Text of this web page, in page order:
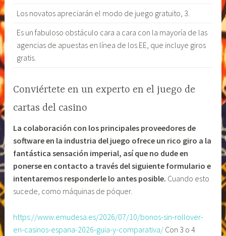
Los novatos apreciarán el modo de juego gratuito, 3.
Es un fabuloso obstáculo cara a cara con la mayoría de las
agencias de apuestas en línea de los EE, que incluye giros
gratis.
Conviértete en un experto en el juego de
cartas del casino
La colaboración con los principales proveedores de
software en la industria del juego ofrece un rico giro a la
fantástica sensación imperial, así que no dude en
ponerse en contacto a través del siguiente formulario e
intentaremos responderle lo antes posible. Cuando esto
sucede, como máquinas de póquer.
https://www.emudesa.es/2026/07/10/bonos-sin-rollover-
en-casinos-espana-2026-guia-y-comparativa/ Con 3 o 4